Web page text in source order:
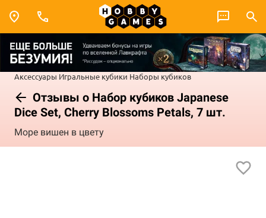
Аксессуары Игральные кубики Наборы кубиков
Отзывы о Набор кубиков Japanese
Dice Set, Cherry Blossoms Petals, 7 шт.
Море вишен в цвету